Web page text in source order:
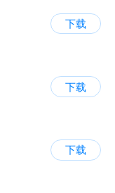
下载
下载
下载